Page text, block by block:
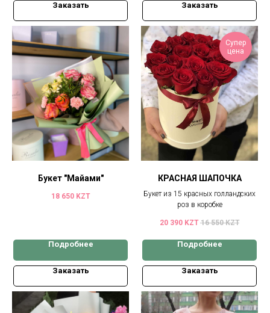
Заказать Заказать
Букет "Майами"
18 650 KZT
Подробнее
Заказать
Супер
цена
КРАСНАЯ ШАПОЧКА
Букет из 15 красных голландских
роз в коробке
20 390 KZT 16 550 KZT
Подробнее
Заказать